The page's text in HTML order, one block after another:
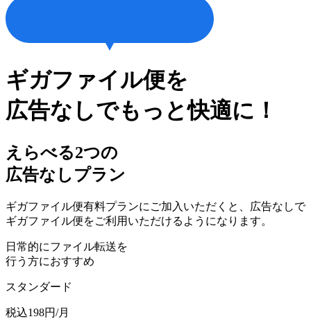
ギガファイル便を
広告なしでもっと快適に！
えらべる2つの
広告なしプラン
ギガファイル便有料プランにご加入いただくと、広告なしで
ギガファイル便をご利用いただけるようになります。
日常的にファイル転送を
行う方におすすめ
スタンダード
税込198円/月